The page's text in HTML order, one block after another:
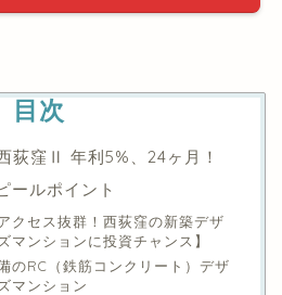
目次
荻窪Ⅱ 年利5%、24ヶ月！
ールポイント
アクセス抜群！西荻窪の新築デザ
マンションに投資チャンス】
のRC（鉄筋コンクリート）デザ
マンション